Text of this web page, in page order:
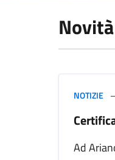
NOTIZIE
Ad